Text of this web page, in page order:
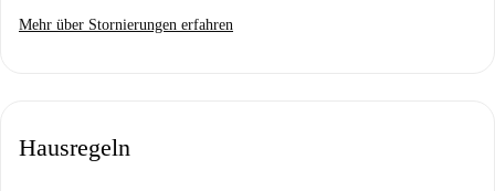
Mehr über Stornierungen erfahren
Hausregeln